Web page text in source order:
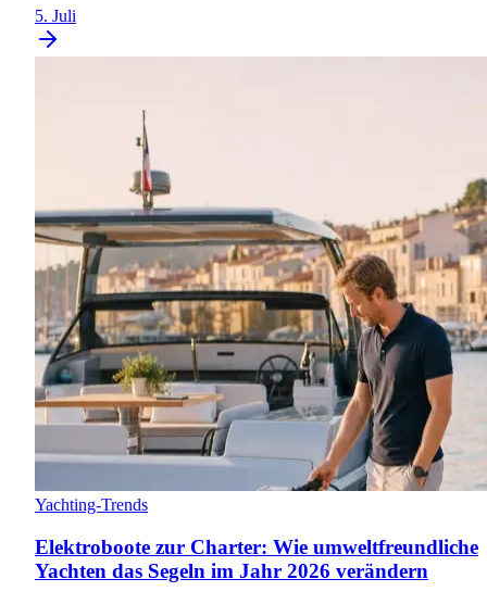
5. Juli
Yachting-Trends
Elektroboote zur Charter: Wie umweltfreundliche
Yachten das Segeln im Jahr 2026 verändern